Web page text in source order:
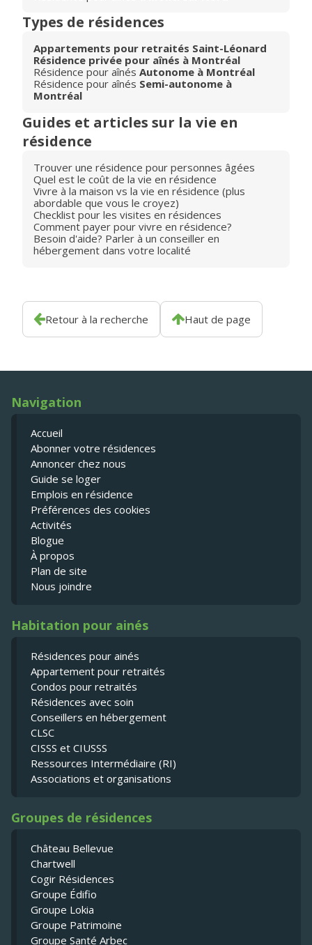
Types de résidences
Appartements pour retraités Saint-Léonard
Résidence privée pour aînés à Montréal
Résidence pour aînés Autonome à Montréal
Résidence pour aînés Semi-autonome à
Montréal
Guides et articles sur la vie en
résidence
Trouver une résidence pour personnes âgées
Quel est le coût de la vie en résidence
Vivre à la maison vs la vie en résidence (plus
abordable que vous le croyez)
Checklist pour les visites en résidences
Comment payer pour vivre en résidence?
Besoin d'aide? Parler à un conseiller en
hébergement dans votre localité
Retour à la recherche Haut de page
Navigation
Accueil
Abonner votre résidences
Annoncer chez nous
Guide se loger
Emplois en résidence
Préférences des cookies
Activités
Blogue
À propos
Plan de site
Nous joindre
Habitation pour ainés
Résidences pour ainés
Appartement pour retraités
Condos pour retraités
Résidences avec soin
Conseillers en hébergement
CLSC
CISSS et CIUSSS
Ressources Intermédiaire (RI)
Associations et organisations
Groupes de résidences
Château Bellevue
Chartwell
Cogir Résidences
Groupe Édifio
Groupe Lokia
Groupe Patrimoine
Groupe Santé Arbec